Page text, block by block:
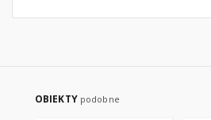
OBIEKTY podobne